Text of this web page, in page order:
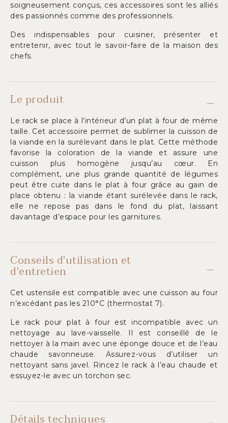
soigneusement conçus, ces accessoires sont les alliés
des passionnés comme des professionnels.
Des indispensables pour cuisiner, présenter et
entretenir, avec tout le savoir-faire de la maison des
chefs.
Le produit
Le rack se place à l’intérieur d’un plat à four de même
taille. Cet accessoire permet de sublimer la cuisson de
la viande en la surélevant dans le plat. Cette méthode
favorise la coloration de la viande et assure une
cuisson plus homogène jusqu’au cœur. En
complément, une plus grande quantité de légumes
peut être cuite dans le plat à four grâce au gain de
place obtenu : la viande étant surélevée dans le rack,
elle ne repose pas dans le fond du plat, laissant
davantage d’espace pour les garnitures.
Conseils d'utilisation et
d'entretien
Cet ustensile est compatible avec une cuisson au four
n’excédant pas les 210°C (thermostat 7).
Le rack pour plat à four est incompatible avec un
nettoyage au lave-vaisselle. Il est conseillé de le
nettoyer à la main avec une éponge douce et de l’eau
chaude savonneuse. Assurez-vous d’utiliser un
nettoyant sans javel. Rincez le rack à l’eau chaude et
essuyez-le avec un torchon sec.
Détails techniques